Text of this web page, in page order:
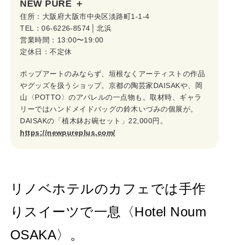
NEW PURE ＋
住所：大阪府大阪市中央区淡路町1-1-4
TEL：06-6226-8574 │ 北浜
営業時間：13:00〜19:00
定休日：不定休
ポップアートのみならず、垣根なくアーティストの作品
やグッズを扱うショップ。京都の陶芸家DAISAKや、岡
山〈POTTO〉のアパレルの一点物も。取材時、ギャラ
リーではハンドメイドバッグの鈴木いづみの個展が。
DAISAKの「植木鉢お碗セット」22,000円。
https://newpureplus.com/
リノベホテルのカフェでは手作
りスイーツで一息〈Hotel Noum
OSAKA〉。